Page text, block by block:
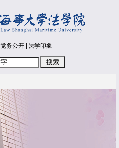
党务公开 法学印象